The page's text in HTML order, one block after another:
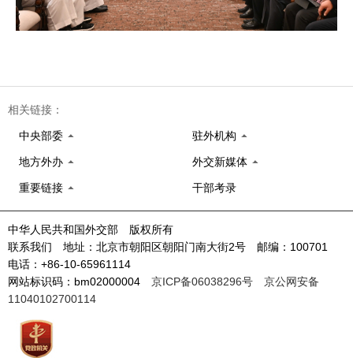
相关链接：
中央部委 驻外机构
地方外办 外交新媒体
重要链接 干部考录
中华人民共和国外交部 版权所有
联系我们 地址：北京市朝阳区朝阳门南大街2号 邮编：100701
电话：+86-10-65961114
网站标识码：bm02000004 京ICP备06038296号
京公网安备
11040102700114